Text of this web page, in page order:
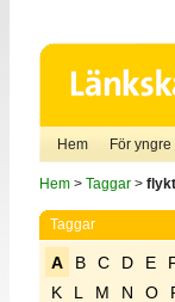
Hem För
Hem> Taggar>
Taggar
A B C D E
K
L M N O